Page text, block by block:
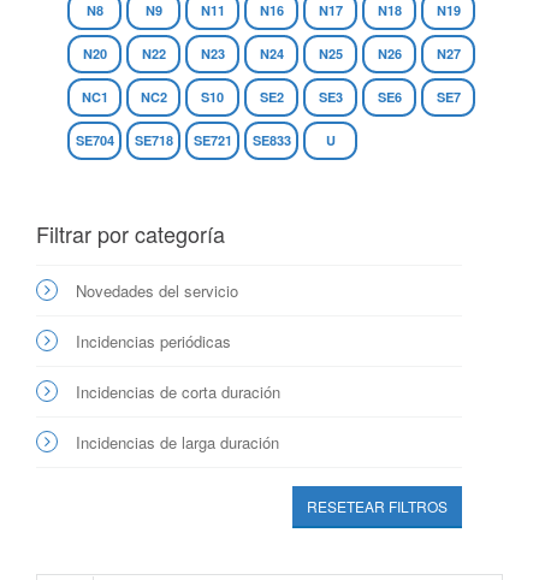
N8 N9 N11 N16 N17 N18 N19
N20 N22 N23 N24 N25 N26 N27
NC1 NC2 S10 SE2 SE3 SE6 SE7
SE704 SE718 SE721 SE833 U
Filtrar por categoría
Novedades del servicio
Incidencias periódicas
Incidencias de corta duración
Incidencias de larga duración
RESETEAR FILTROS